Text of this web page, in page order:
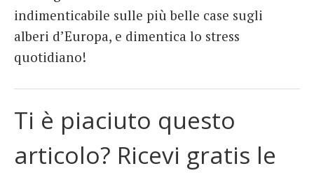
indimenticabile sulle più belle case sugli
alberi d’Europa, e dimentica lo stress
quotidiano!
Ti è piaciuto questo
articolo? Ricevi gratis le